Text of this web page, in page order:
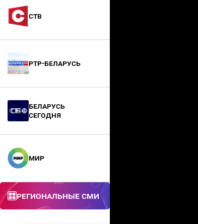
СТВ
РТР-Беларусь
БЕЛАРУСЬ
СЕГОДНЯ
МИР
Региональные СМИ